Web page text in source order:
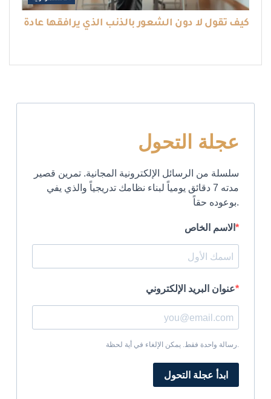
كيف تقول لا دون الشعور بالذنب الذي يرافقها عادة
عجلة التحول
سلسلة من الرسائل الإلكترونية المجانية. تمرين قصير
مدته 7 دقائق يومياً لبناء نظامك تدريجياً والذي يفي
بوعوده حقاً.
الاسم الخاص
عنوان البريد الإلكتروني
رسالة واحدة فقط. يمكن الإلغاء في أية لحظة.
ابدأ عجلة التحول